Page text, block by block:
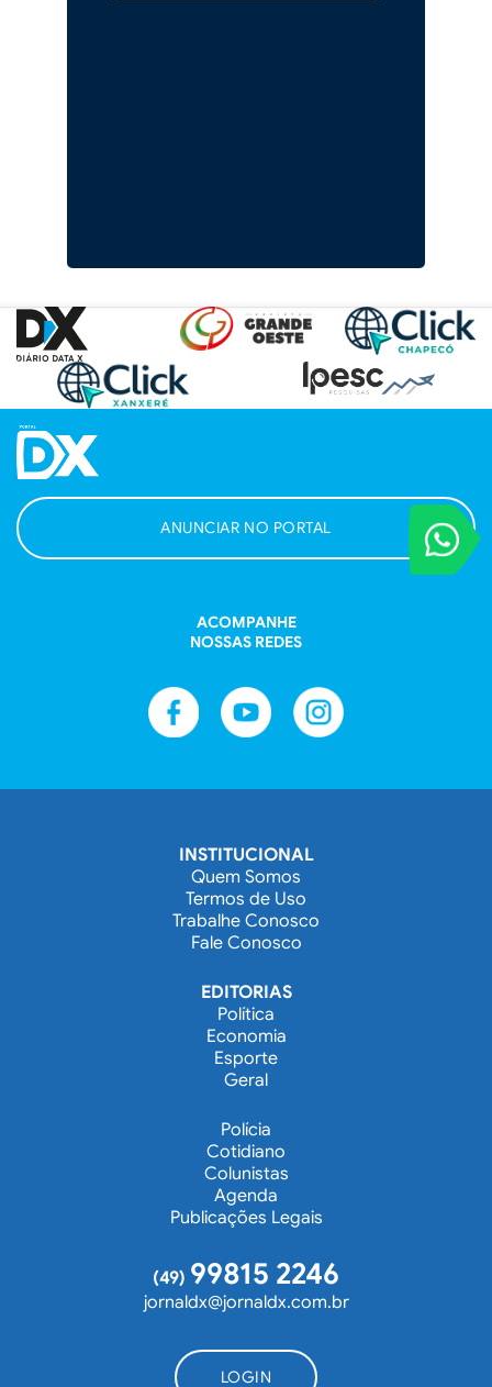
VOCÊ
Entre em
ANUNCIAR NO PORTAL
ACOMPANHE
NOSSAS REDES
INSTITUCIONAL
Quem Somos
Termos de Uso
Trabalhe Conosco
Fale Conosco
EDITORIAS
Política
Economia
Esporte
Geral
Polícia
Cotidiano
Colunistas
Agenda
Publicações Legais
(49) 99815 2246
jornaldx@jornaldx.com.br
LOGIN